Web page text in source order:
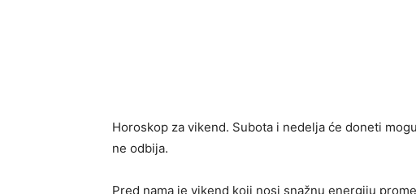
Horoskop za vikend. Subota i nedelja će doneti
ne odbija.
Pred nama je vikend koji nosi snažnu energiju